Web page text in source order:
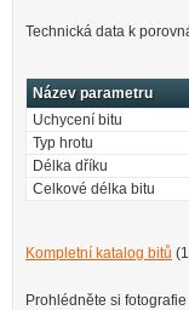
Technická data k
Název parametru
Uchycení bitu
Typ hrotu
Délka dříku
Celkové délka bitu
Kompletní katalog bitů
Prohlédněte si fotografie